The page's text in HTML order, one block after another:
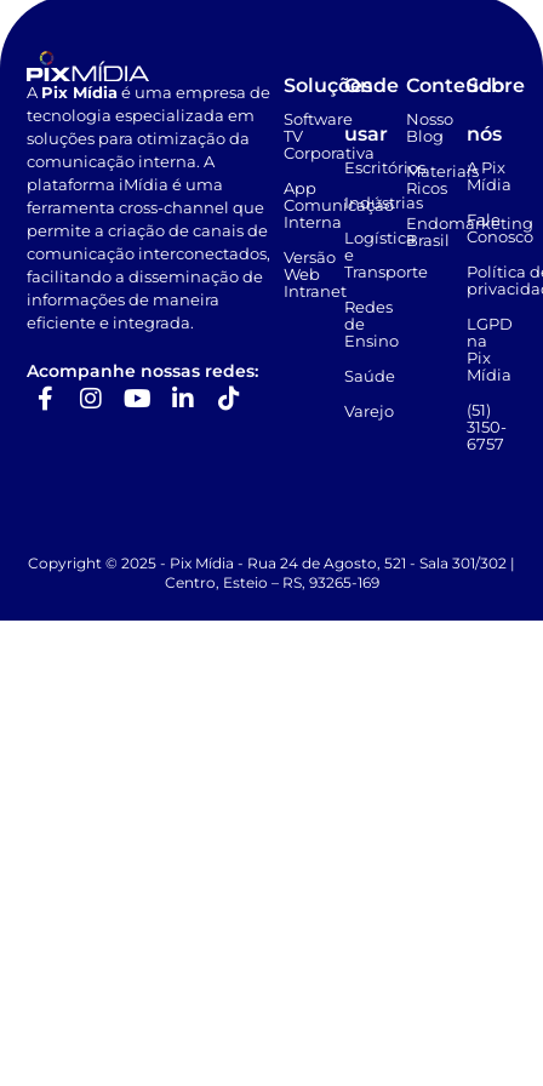
A Pix Mídiaé uma empresa de
tecnologia especializada em
soluções para otimização da
comunicação interna. A
plataforma iMídia é uma
ferramenta cross-channel que
permite a criação de canais de
comunicação interconectados,
facilitando a disseminação de
informações de maneira
eficiente e integrada.
Acompanhe nossas redes:
Soluções
Software
TV
Corporativa
App
Comunicação
Interna
Versão
Web
Intranet
Onde
usar
Escritórios
Indústrias
Logística
e
Transporte
Redes
de
Ensino
Saúde
Varejo
Conteúdo
Nosso
Blog
Materiais
Ricos
Endomarketing
Brasil
Sobre
nós
A Pix
Mídia
Fale
Conosco
Política
LGPD
na
Pix
Mídia
(51)
3150-
6757
Copyright © 2025 - Pix Mídia - Rua 24 de Agosto, 521 - Sala 301/302 |
Centro, Esteio – RS, 93265-169